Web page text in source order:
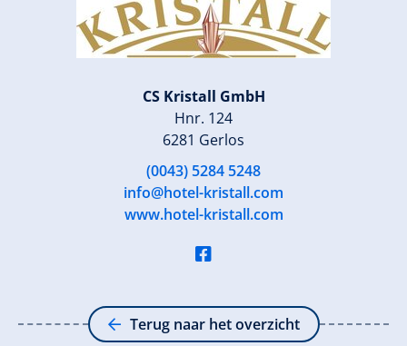
CS Kristall GmbH
Hnr. 124
6281 Gerlos
(0043) 5284 5248
info@hotel-kristall.com
www.hotel-kristall.com
Terug naar het overzicht